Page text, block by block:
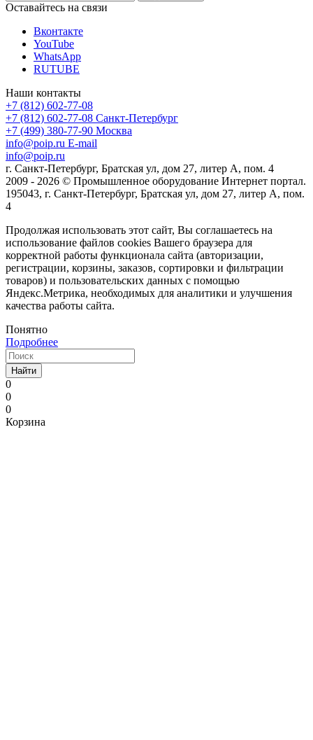
Оставайтесь на связи
Вконтакте
YouTube
WhatsApp
RUTUBE
Наши контакты
+7 (812) 602-77-08
+7 (812) 602-77-08 Санкт-Петербург
+7 (499) 380-77-90 Москва
info@poip.ru E-mail
info@poip.ru
г. Санкт-Петербург, Братская ул, дом 27, литер А, пом. 4
2009 - 2026 © Промышленное оборудование Интернет портал.
195043, г. Санкт-Петербург, Братская ул, дом 27, литер А, пом.
4
Продолжая использовать этот сайт, Вы соглашаетесь на
использование файлов cookies Вашего браузера для
корректной работы функционала сайта (авторизации,
регистрации, корзины, заказов, сортировки и фильтрации
товаров) и пользовательских данных с помощью
Яндекс.Метрика, необходимых для аналитики и улучшения
качества работы сайта.
Понятно
Подробнее
Найти
0
0
0
Корзина